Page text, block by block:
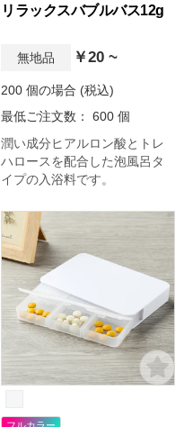
リラックスバブルバス12g
無地品 ￥20 ~
200 個の場合 (税込)
最低ご注文数： 600 個
潤い成分ヒアルロン酸とトレ
ハロースを配合した泡風呂タ
イプの入浴料です。